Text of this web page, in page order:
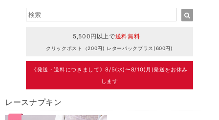
5,500円以上で送料無料
クリックポスト（200円) レターパックプラス(600円)
《発送・送料につきまして》8/5(水)〜8/10(月)発送をお休み
します
レースナプキン